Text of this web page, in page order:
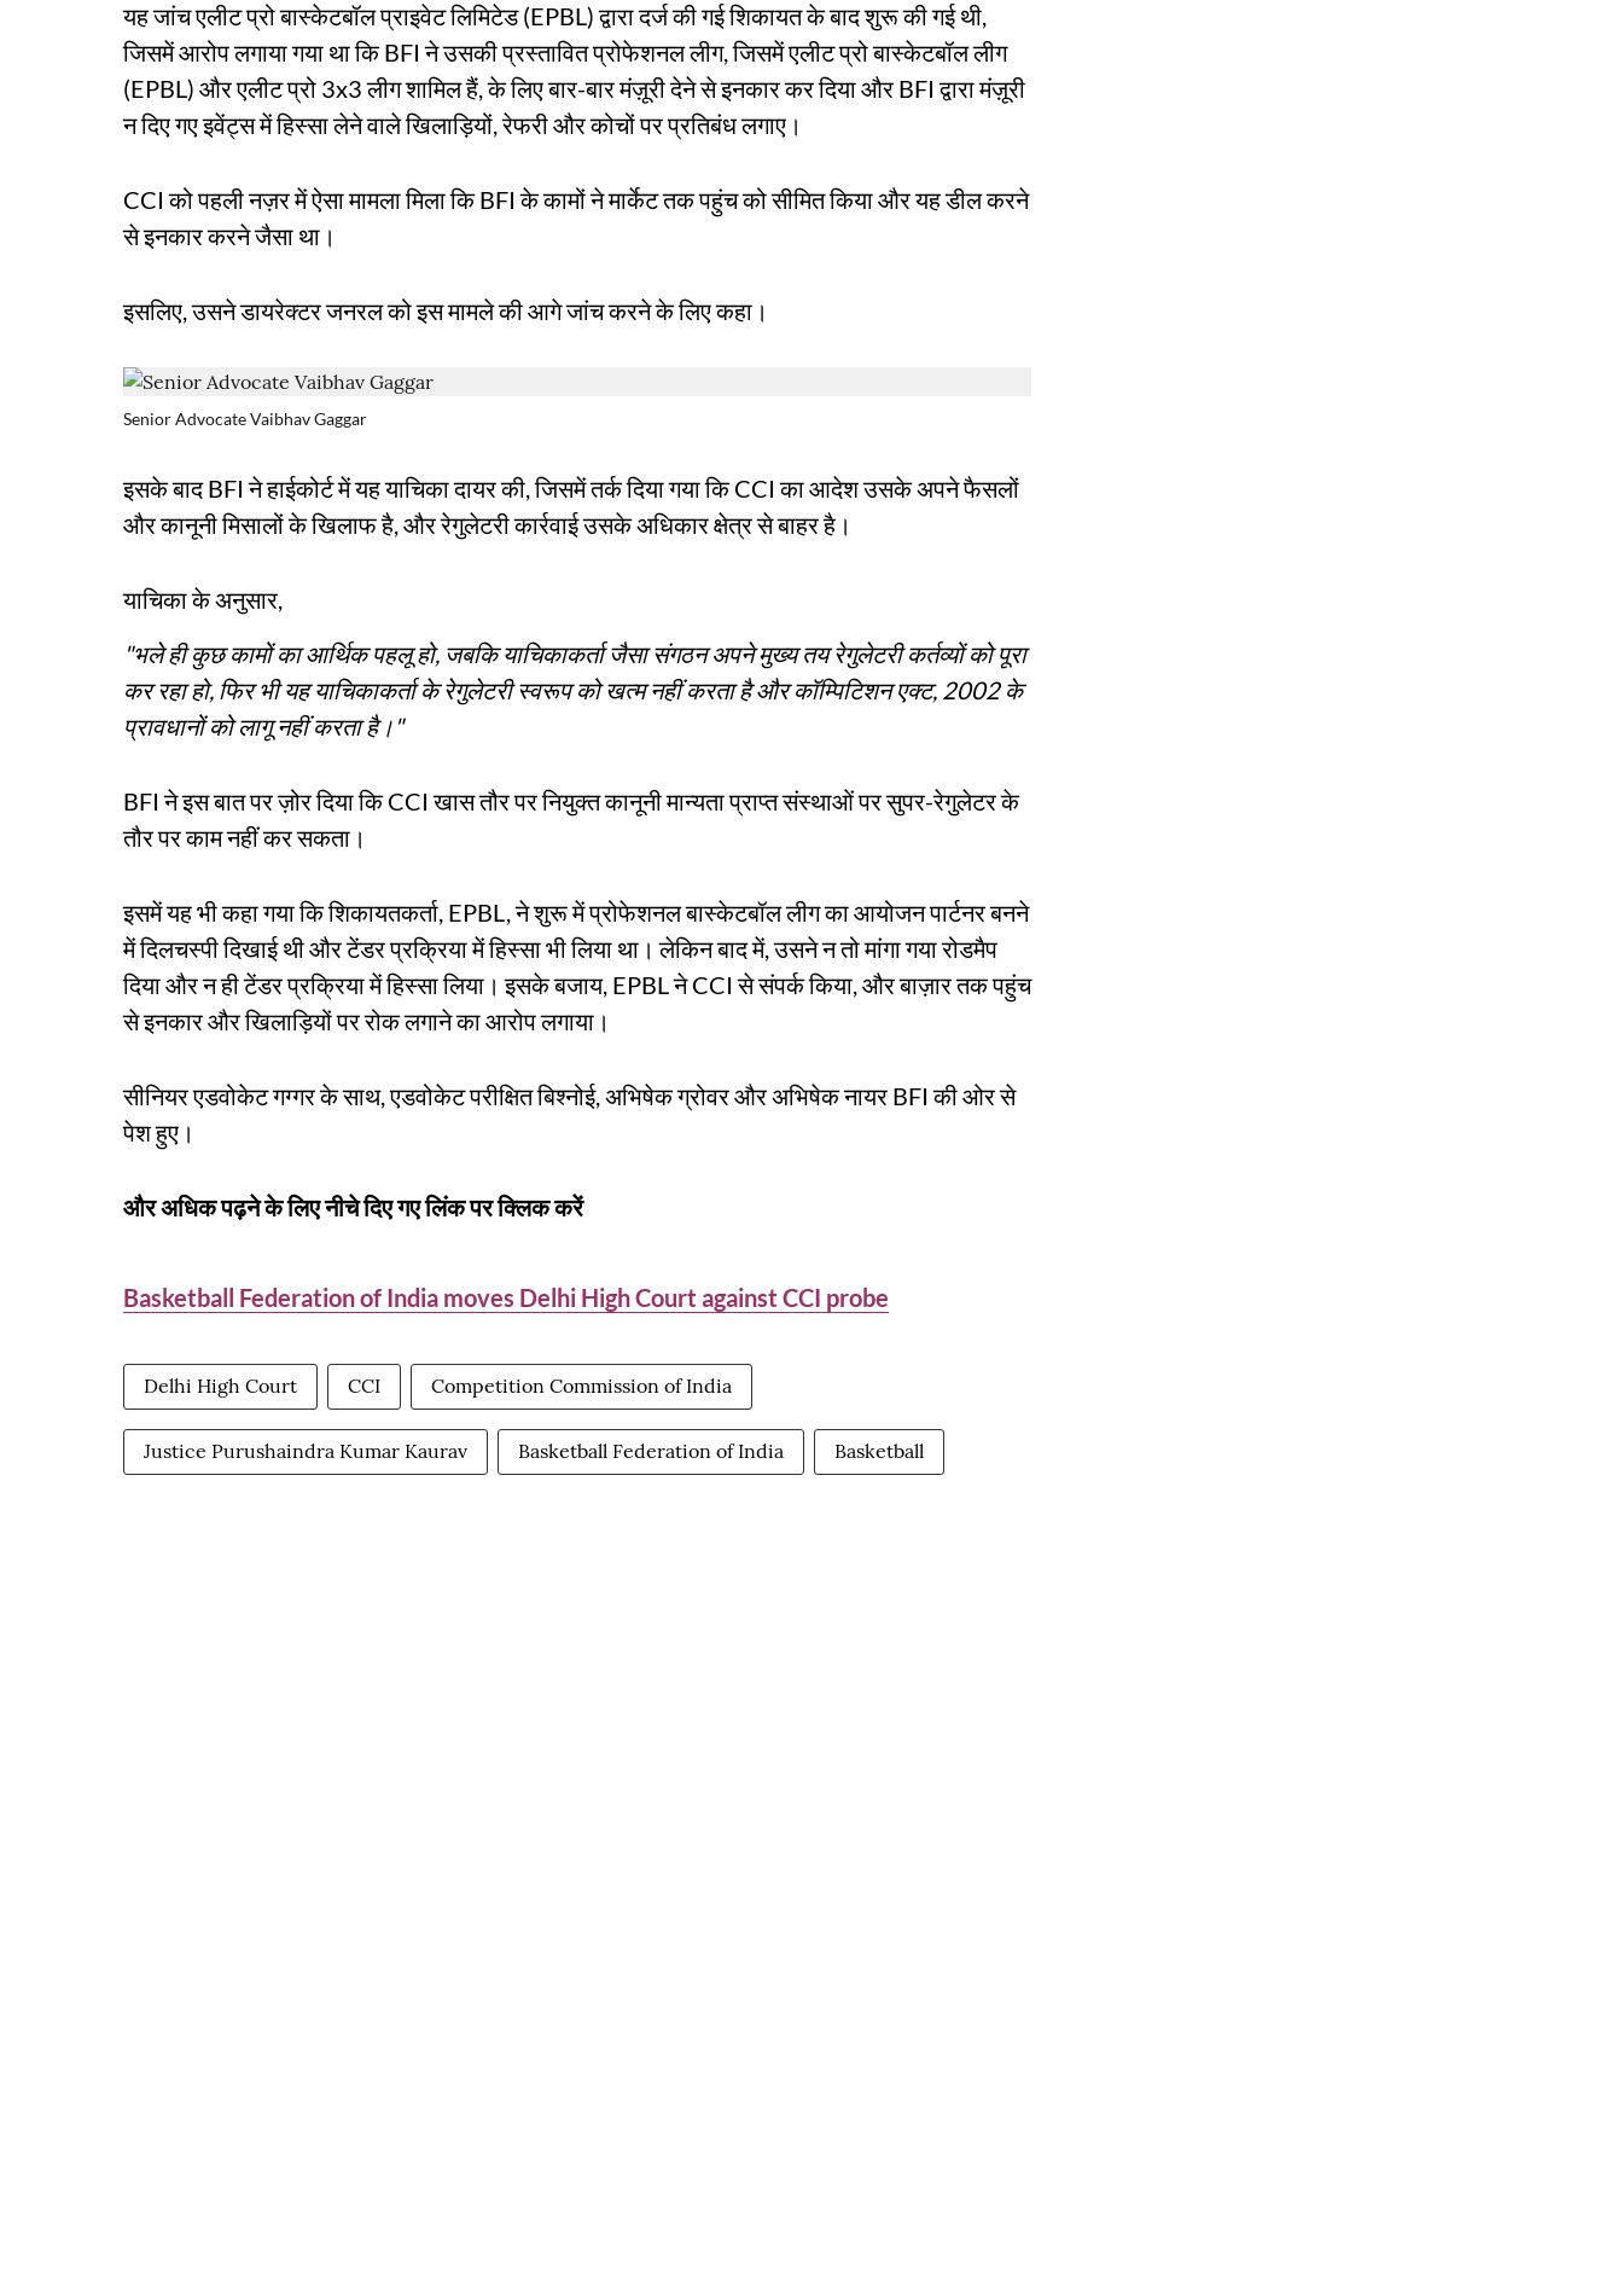
यह जांच एलीट प्रो बास्केटबॉल प्राइवेट लिमिटेड (EPBL) द्वारा दर्ज की गई शिकायत के बाद शुरू की गई थी,
जिसमें आरोप लगाया गया था कि BFI ने उसकी प्रस्तावित प्रोफेशनल लीग, जिसमें एलीट प्रो बास्केटबॉल लीग
(EPBL) और एलीट प्रो 3x3 लीग शामिल हैं, के लिए बार-बार मंज़ूरी देने से इनकार कर दिया और BFI द्वारा मंज़ूरी
न दिए गए इवेंट्स में हिस्सा लेने वाले खिलाड़ियों, रेफरी और कोचों पर प्रतिबंध लगाए।
CCI को पहली नज़र में ऐसा मामला मिला कि BFI के कामों ने मार्केट तक पहुंच को सीमित किया और यह डील करने
से इनकार करने जैसा था।
इसलिए, उसने डायरेक्टर जनरल को इस मामले की आगे जांच करने के लिए कहा।
Senior Advocate Vaibhav Gaggar
इसके बाद BFI ने हाईकोर्ट में यह याचिका दायर की, जिसमें तर्क दिया गया कि CCI का आदेश उसके अपने फैसलों
और कानूनी मिसालों के खिलाफ है, और रेगुलेटरी कार्रवाई उसके अधिकार क्षेत्र से बाहर है।
याचिका के अनुसार,
"भले ही कुछ कामों का आर्थिक पहलू हो, जबकि याचिकाकर्ता जैसा संगठन अपने मुख्य तय रेगुलेटरी कर्तव्यों को पूरा
कर रहा हो, फिर भी यह याचिकाकर्ता के रेगुलेटरी स्वरूप को खत्म नहीं करता है और कॉम्पिटिशन एक्ट, 2002 के
प्रावधानों को लागू नहीं करता है।"
BFI ने इस बात पर ज़ोर दिया कि CCI खास तौर पर नियुक्त कानूनी मान्यता प्राप्त संस्थाओं पर सुपर-रेगुलेटर के
तौर पर काम नहीं कर सकता।
इसमें यह भी कहा गया कि शिकायतकर्ता, EPBL, ने शुरू में प्रोफेशनल बास्केटबॉल लीग का आयोजन पार्टनर बनने
में दिलचस्पी दिखाई थी और टेंडर प्रक्रिया में हिस्सा भी लिया था। लेकिन बाद में, उसने न तो मांगा गया रोडमैप
दिया और न ही टेंडर प्रक्रिया में हिस्सा लिया। इसके बजाय, EPBL ने CCI से संपर्क किया, और बाज़ार तक पहुंच
से इनकार और खिलाड़ियों पर रोक लगाने का आरोप लगाया।
सीनियर एडवोकेट गग्गर के साथ, एडवोकेट परीक्षित बिश्नोई, अभिषेक ग्रोवर और अभिषेक नायर BFI की ओर से
पेश हुए।
और अधिक पढ़ने के लिए नीचे दिए गए लिंक पर क्लिक करें
Basketball Federation of India moves Delhi High Court against CCI probe
Delhi High Court CCI Competition Commission of India
Justice Purushaindra Kumar Kaurav Basketball Federation of India Basketball